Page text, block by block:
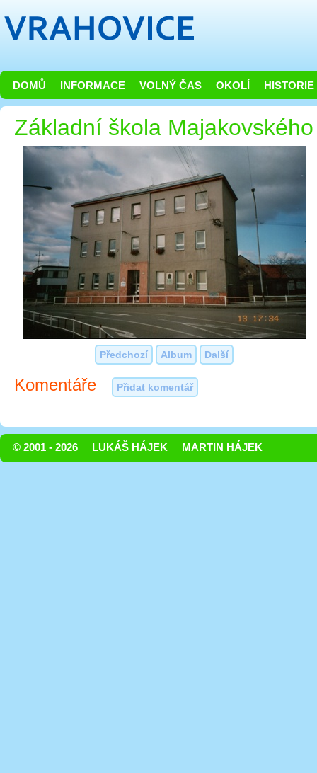
DOMŮ INFORMACE VOLNÝ ČAS OKOLÍ HISTORIE
Základní škola Majakovského
Předchozí Album Další
Komentáře Přidat komentář
© 2001 - 2026 LUKÁŠ HÁJEK MARTIN HÁJEK